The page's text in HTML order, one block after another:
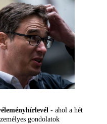
- ahol a hét
gondolatok